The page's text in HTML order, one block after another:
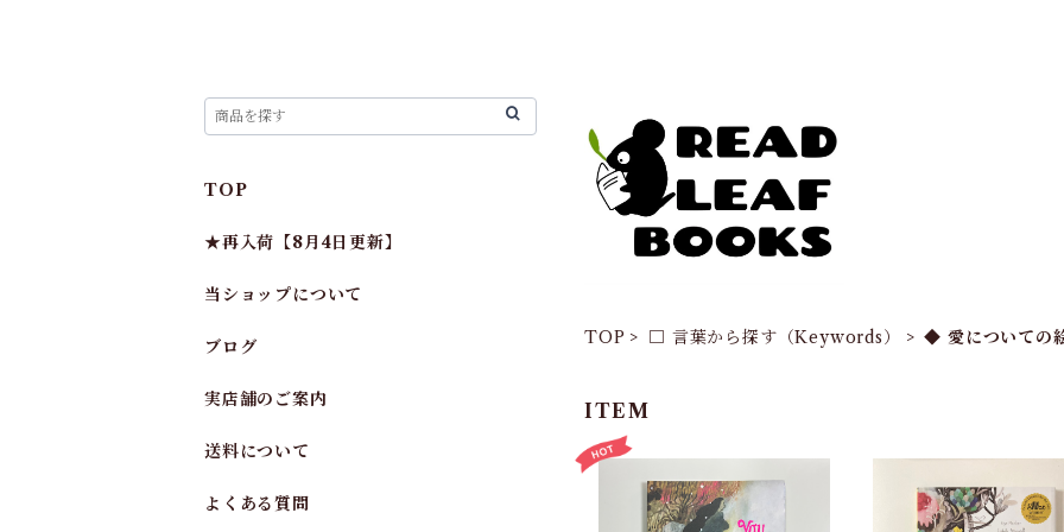
TOP □ 言葉から探す（Keywords） ◆ 愛についての
ITEM
TOP
★再入荷【8月4日更新】
当ショップについて
ブログ
実店舗のご案内
送料について
よくある質問